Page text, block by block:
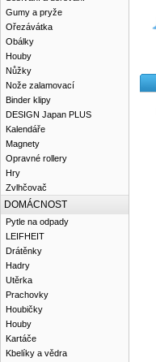
Gumy a pryže
Ořezávátka
Obálky
Houby
Nůžky
Nože zalamovací
Binder klipy
DESIGN Japan PLUS
Kalendáře
Magnety
Opravné rollery
Hry
Zvlhčovač
DOMÁCNOST
Pytle na odpady
LEIFHEIT
Drátěnky
Hadry
Utěrka
Prachovky
Houbičky
Houby
Kartáče
Kbelíky a vědra